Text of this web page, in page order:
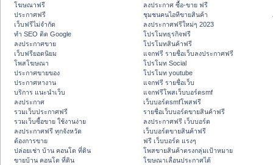
โฆษณาฟรี
ประกาศฟรี
เว็บฟรีไม่จำกัด
ทำ SEO ติด Google
ลงประกาศขาย
เว็บฟรียอดนิยม
โพสโฆษณา
ประกาศขายของ
ประกาศหางาน
บริการ แนะนำเว็บ
ลงประกาศ
รวมเว็บประกาศฟรี
รวมเว็บซื้อขาย ใช้งานง่าย
ลงประกาศฟรี ทุกจังหวัด
ต้องการขาย
ปล่อยเช่า บ้าน คอนโด ที่ดิน
ขายบ้าน คอนโด ที่ดิน
ลงประกาศ ซื้อ-ขาย ฟรี
ชุมชนคนไอทีขายสินค้า
ลงประกาศฟรีใหม่ๆ 2023
โปรโมทธุรกิจฟรี
โปรโมทสินค้าฟรี
แจกฟรี รายชื่อเว็บลงประกาศฟรี
โปรโมท Social
โปรโมท youtube
แจกฟรี รายชื่อเว็บ
แจกฟรีโพสเว็บบอร์ดsmf
เว็บบอร์ดsmfโพสฟรี
รายชื่อเว็บบอร์ดขายสินค้าฟรี
ลงประกาศฟรี เว็บบอร์ด
เว็บบอร์ดขายสินค้าฟรี
ฟรี เว็บบอร์ด แรงๆ
โพสขายสินค้าตรงกลุ่มเป้าหมาย
โฆษณาเลื่อนประกาศได้